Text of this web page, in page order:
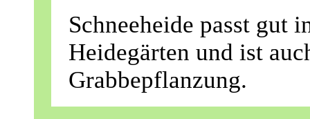
Schneeheide passt gut
Heidegärten und ist
Grabbepflanzung.